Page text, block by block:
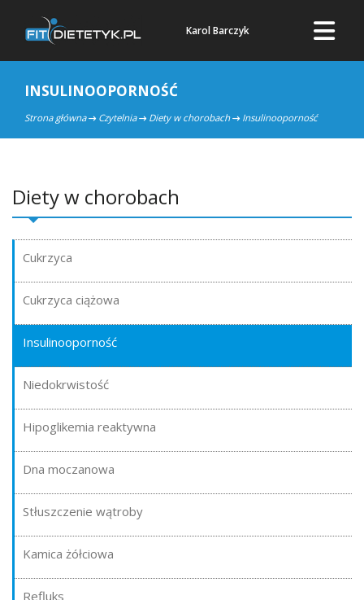
Karol Barczyk
INSULINOOPORNOŚĆ
Strona główna Czytelnia Diety w chorobach Insulinooporność
Diety w chorobach
Cukrzyca
Cukrzyca ciążowa
Insulinooporność
Niedokrwistość
Hipoglikemia reaktywna
Dna moczanowa
Stłuszczenie wątroby
Kamica żółciowa
Refluks